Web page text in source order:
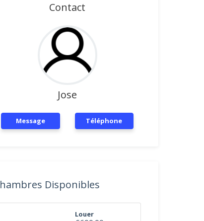
Contact
Jose
Message Téléphone
Disponibles
Louer